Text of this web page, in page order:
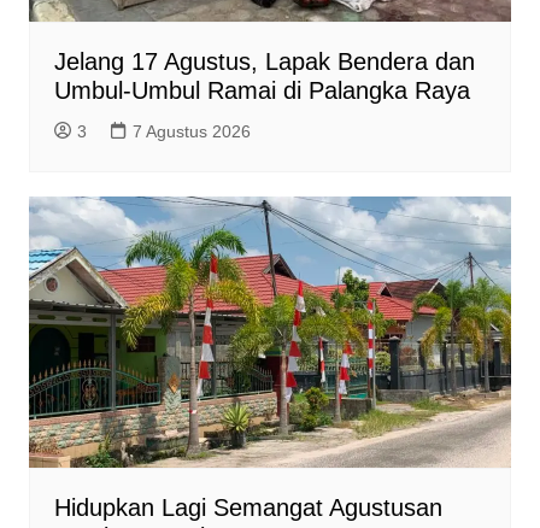
Jelang 17 Agustus, Lapak Bendera dan
Umbul-Umbul Ramai di Palangka Raya
3 7 Agustus 2026
Hidupkan Lagi Semangat Agustusan